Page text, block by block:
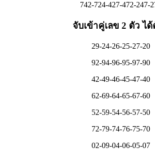
742-724-427-472-247-
จับเข้าคู่เลข 2 ตัว ไ
29-24-26-25-27-20
92-94-96-95-97-90
42-49-46-45-47-40
62-69-64-65-67-60
52-59-54-56-57-50
72-79-74-76-75-70
02-09-04-06-05-07